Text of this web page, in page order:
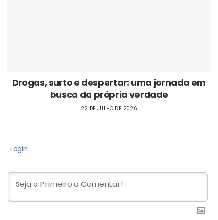
Drogas, surto e despertar: uma jornada em
busca da própria verdade
22 DE JULHO DE 2026
Login